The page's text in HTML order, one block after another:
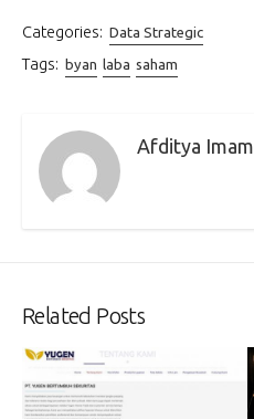
Categories: Data Strategic
Tags: byan laba saham
Afditya Imam
Related Posts